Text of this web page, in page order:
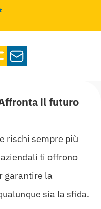
il futuro
rischi sempre più
ti offrono
garantire la
sia la sfida.